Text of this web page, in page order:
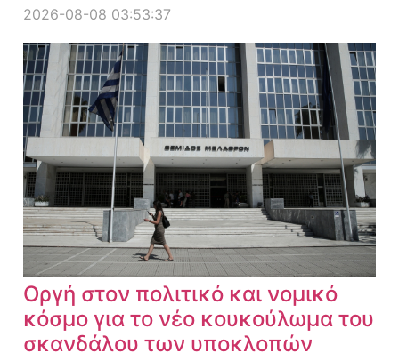
2026-08-08 03:53:37
Οργή στον πολιτικό και νομικό
κόσμο για το νέο κουκούλωμα του
σκανδάλου των υποκλοπών